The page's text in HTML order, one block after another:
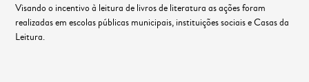
Visando o incentivo à leitura de livros de literatura as ações foram
realizadas em escolas públicas municipais, instituições sociais e Casas da
Leitura.